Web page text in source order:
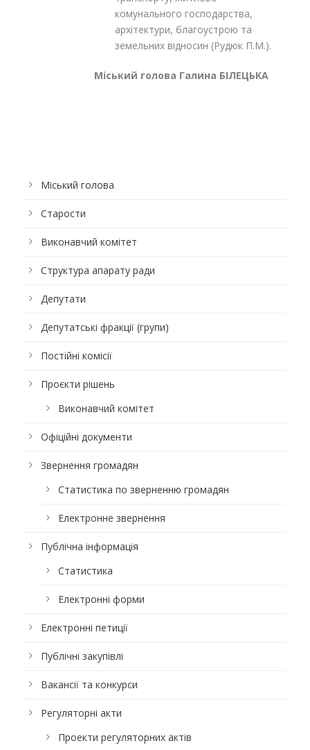
комунального господарства,
архітектури, благоустрою та
земельних відносин (Рудюк П.М.).
Міський голова Галина БІЛЕЦЬКА
Міський голова
Старости
Виконавчий комітет
Структура апарату ради
Депутати
Депутатські фракції (групи)
Постійні комісії
Проєкти рішень
Виконавчий комітет
Офіційні документи
Звернення громадян
Статистика по зверненню громадян
Електронне звернення
Публічна інформація
Статистика
Електронні форми
Електронні петиції
Публічні закупівлі
Вакансії та конкурси
Регуляторні акти
Проекти регуляторних актів